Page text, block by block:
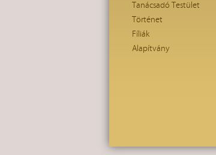
Tanácsadó Testület
Történet
Fíliák
Alapítvány